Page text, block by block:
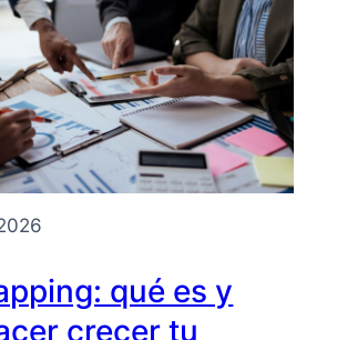
qué es y
crecer tu